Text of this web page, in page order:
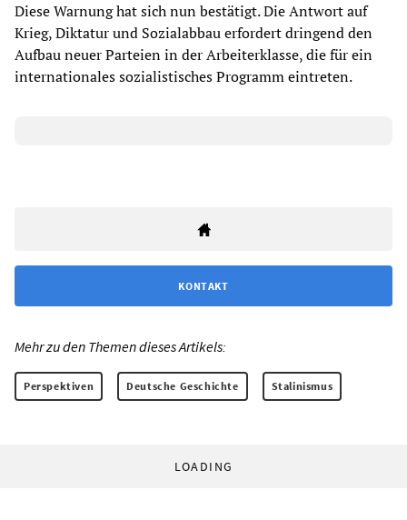
Diese Warnung hat sich nun bestätigt. Die Antwort auf
Krieg, Diktatur und Sozialabbau erfordert dringend den
Aufbau neuer Parteien in der Arbeiterklasse, die für ein
internationales sozialistisches Programm eintreten.
KONTAKT
Mehr zu den Themen dieses Artikels:
Perspektiven Deutsche Geschichte Stalinismus
LOADING